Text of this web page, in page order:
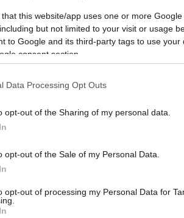
that this website/app uses one or more
but not limited to your visit or usage
to Google and its third-party tags to use
consent section.
Data Processing Opt Outs
opt-out of the Sharing of my personal data.
opt-out of the Sale of my Personal Data.
opt-out of processing my Personal Data for
kapnál -
sem hallotta?